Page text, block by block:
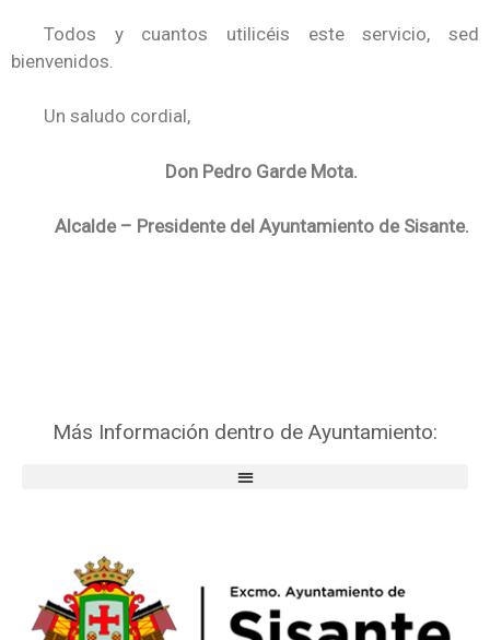
Todos y cuantos utilicéis este servicio, sed
bienvenidos.
Un saludo cordial,
Don Pedro Garde Mota.
Alcalde – Presidente del Ayuntamiento de Sisante.
Más Información dentro de Ayuntamiento: